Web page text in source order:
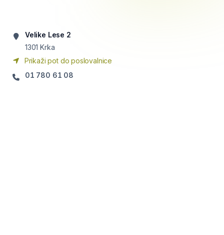
Velike Lese 2
1301 Krka
Prikaži pot do poslovalnice
01 780 61 08